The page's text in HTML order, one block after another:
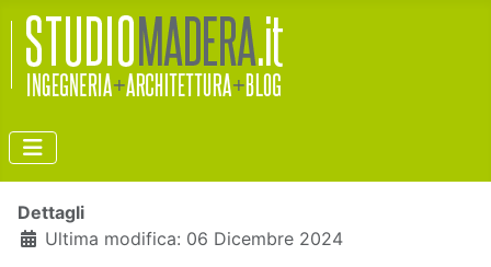
Dettagli
Ultima modifica: 06 Dicembre 2024